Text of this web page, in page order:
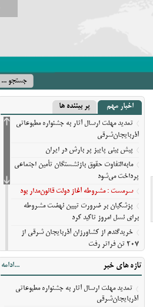
اخبار مهم پر بیننده ها
تمدید مهلت ارسال آثار به جشنواره مطبوعاتی
آذربایجان‌شرقی
پیش‌ بینی پاییز پر بارش در ایران
مابه‌التفاوت حقوق بازنشستگان تأمین اجتماعی
پرداخت می‌شود
سرمست : مشروطه آغاز دولت قانون‌مدار بود
پزشکیان بر ضرورت تبیین نهضت مشروطه
برای نسل امروز تاکید کرد
خریدگندم از کشاورزان آذربایجان شرقی از
207 تن فراتر رفت
برندهای ریس ،‌نوقا و رشته ختایی تبریز در
مسیر ثبت ملی
خروج بیش از ۳ میلیون و ۲۷۰ هزار زائر از
مرزهای اربعینی
تازه های خبر ...ادامه
تمدید مهلت ارسال آثار به جشنواره مطبوعاتی
آذربایجان‌شرقی